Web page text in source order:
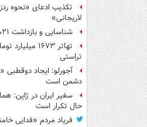
تکذیب ادعای «نحوه
لاریجانی»
شناسایی و بازداشت ۲۱مزدور موساد در کرمان
تهاتر ۱۶۷۳
تراستی
آجورلو: ایجاد
دشمن است
سفیر ایران در ژاپن:
حال تکرار است
فریاد مردم «فدایی